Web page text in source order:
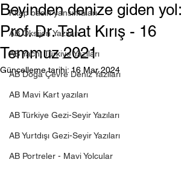
Kitap basın yansımaları
AB Oksijen Yazıları
AB Yacht Türkiye Yazıları
AB Doğa Çevre Deniz Yazıları
AB Mavi Kart yazıları
AB Türkiye Gezi-Seyir Yazıları
AB Yurtdışı Gezi-Seyir Yazıları
AB Portreler - Mavi Yolcular
Beyinden denize giden yol:
Prof. Dr. Talat Kırış - 16
Temmuz 2021
Güncelleme tarihi: 16 Mar 2024